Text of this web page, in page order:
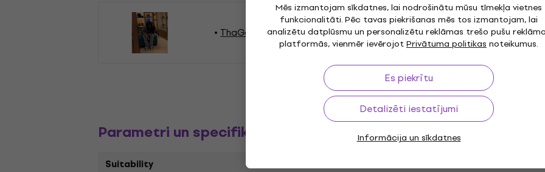
Mēs izmantojam sīkdatnes, lai nodrošinātu mūsu tīmekļa vietnes
funkcionalitāti. Pēc tavas piekrišanas mēs tos izmantojam, lai
analizētu datplūsmu un personalizētu reklāmas trešo pušu
platformās, vienmēr ievērojotPrivātuma politikasnoteikumus.
Es piekrītu
Detalizēti iestatījumi
Informācija un sīkdatnes
ThaGodFahim Vinila LP ieraksti
Parametri un specifikācijas
Suitability